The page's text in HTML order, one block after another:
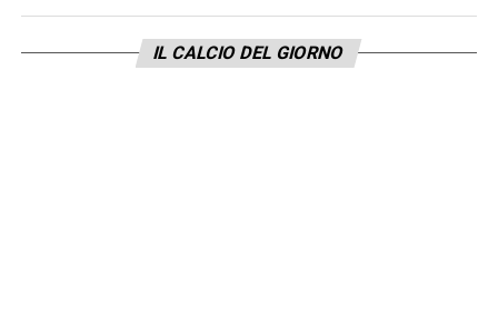
LA PLAYLIST DELLE NOSTRE TOP NEWS
IL CALCIO DEL GIORNO